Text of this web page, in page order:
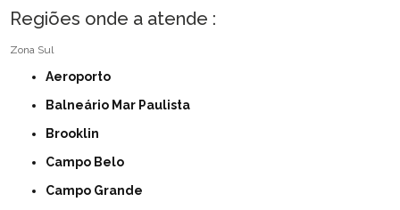
Regiões onde a atende :
Zona Sul
Aeroporto
Balneário Mar Paulista
Brooklin
Campo Belo
Campo Grande